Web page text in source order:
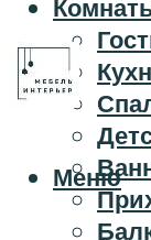
Меню